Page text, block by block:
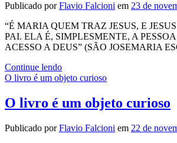
Publicado porFlavio Falcioni em 23 de
“É MARIA QUEM TRAZ JESUS, E
PAI. ELA É, SIMPLESMENTE, A
ACESSO A DEUS” (SÃO JOSEMARIA
Continue lendoAprenda
a
Rosário
Latim
O livro é um objeto curioso
O livro é um objeto curioso
Publicado porFlavio Falcioni em 22 de